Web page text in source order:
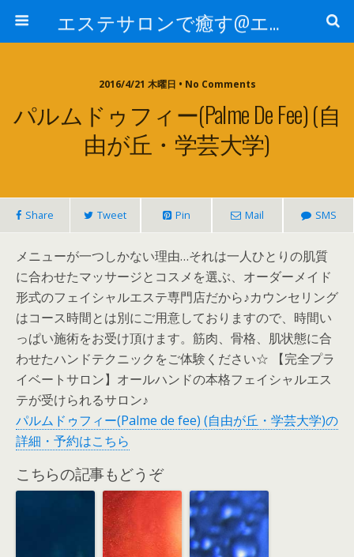
エステサロンで癒す@エステ～全国エステ情報
2016/4/21 木曜日 • No Comments
パルムドゥフィー(Palme De Fee) (自
由が丘・学芸大学)
Share Tweet Pin Mail SMS
メニューが一つしかない理由…それは一人ひとりの肌質
に合わせたマッサージとコスメを選ぶ、オーダーメイド
形式のフェイシャルエステ専門店だから♪カウンセリング
はコース時間とは別にご用意しておりますので、時間い
っぱい施術をお受け頂けます。筋肉、骨格、肌状態に合
わせたハンドテクニックをご体験ください☆ 【完全プラ
イベートサロン】オールハンドの本格フェイシャルエス
テが受けられるサロン♪
パルムドゥフィー(Palme de fee) (自由が丘・学芸大学)の
詳細・予約はこちら
こちらの記事もどうぞ